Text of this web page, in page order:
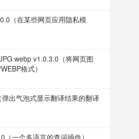
（在某些网页应用隐私模
webp v1.0.3.0（将网页图
格式）
出气泡式显示翻译结果的翻译
一个多语言的查词插件）